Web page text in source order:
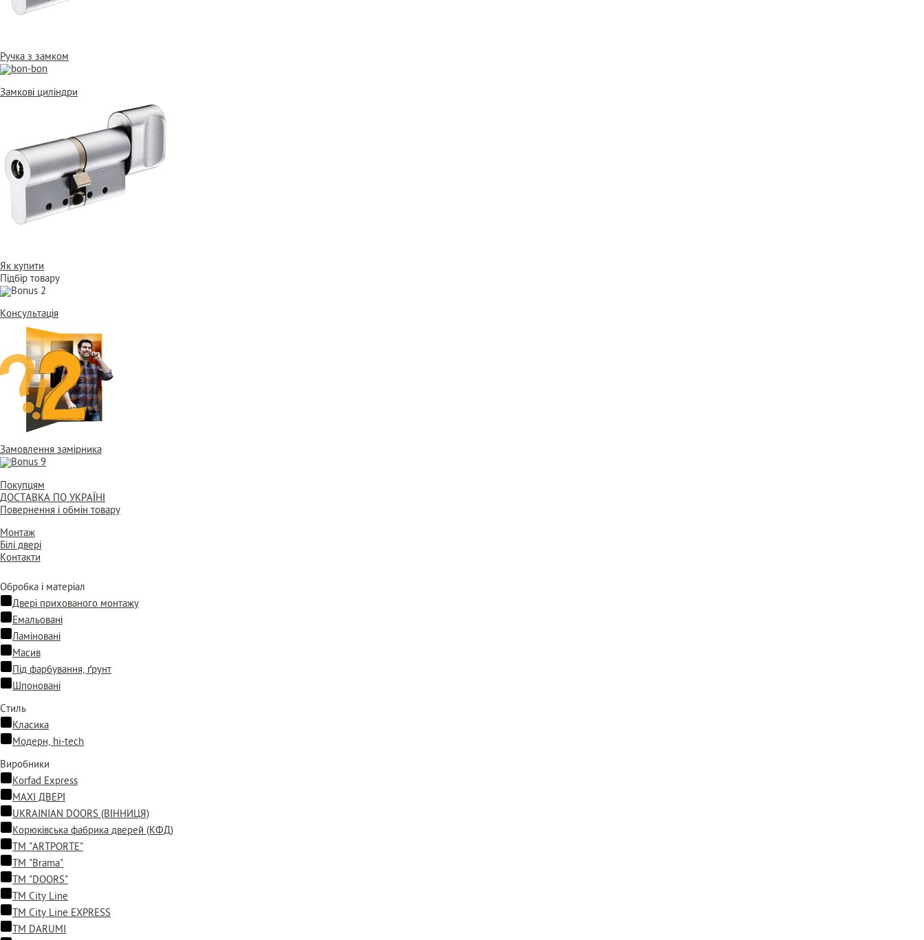
Ручка з замком
Замкові циліндри
Як купити
Підбір товару
Консультація
Замовлення замірника
Покупцям
ДОСТАВКА ПО УКРАЇНІ
Повернення і обмін товару
Монтаж
Білі двері
Контакти
Обробка і матеріал
Двері прихованого монтажу
Емальовані
Ламіновані
Масив
Під фарбування, ґрунт
Шпоновані
Стиль
Класика
Модерн, hi-tech
Виробники
Korfad Express
MAXI ДВЕРІ
UKRAINIAN DOORS (ВІННИЦЯ)
Корюківська фабрика дверей (КФД)
ТМ "ARTPORTE"
ТМ "Brama"
ТМ "DOORS"
ТМ City Line
ТМ City Line EXPRESS
ТМ DARUMI